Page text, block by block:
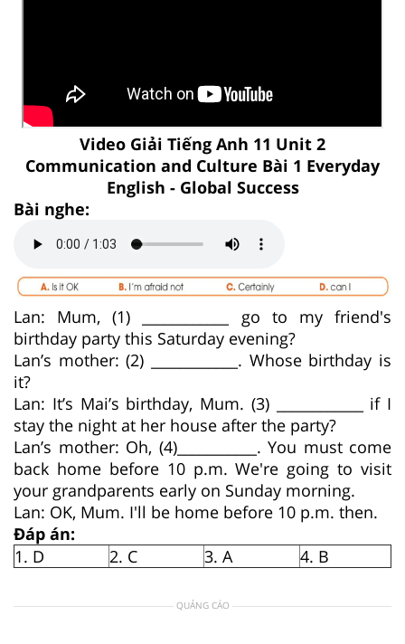
Video Giải Tiếng Anh 11 Unit 2
Communication and Culture Bài 1 Everyday
English - Global Success
Bài nghe:
Lan: Mum, (1) ____________ go to my friend's
birthday party this Saturday evening?
Lan’s mother: (2) ____________. Whose birthday is
it?
Lan: It’s Mai’s birthday, Mum. (3) ____________ if I
stay the night at her house after the party?
Lan’s mother: Oh, (4)___________. You must come
back home before 10 p.m. We're going to visit
your grandparents early on Sunday morning.
Lan: OK, Mum. I'll be home before 10 p.m. then.
Đáp án:
1. D
2. C 3. A 4. B
QUẢNG CÁO